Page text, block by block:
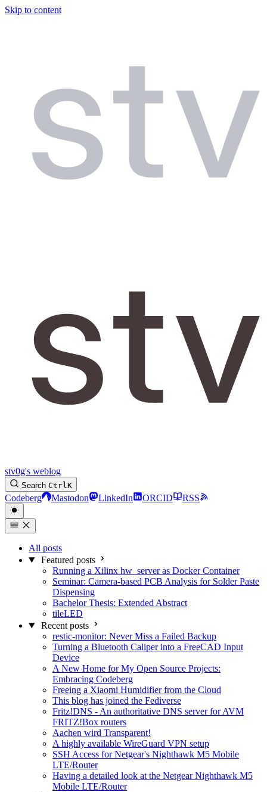
Skip to content
stv0g's weblog
Search CtrlK
Codeberg Mastodon LinkedIn ORCID RSS
All posts
Featured posts
Running a Xilinx hw_server as Docker Container
Seminar: Camera-based PCB Analysis for Solder Paste
Dispensing
Bachelor Thesis: Extended Abstract
tileLED
Recent posts
restic-monitor: Never Miss a Failed Backup
Turning a Bluetooth Caliper into a FreeCAD Input
Device
A New Home for My Open Source Projects:
Embracing Codeberg
Freeing a Xiaomi Humidifier from the Cloud
This blog has joined the Fediverse
Fritz!DNS - An authoritative DNS server for AVM
FRITZ!Box routers
Aachen wird Transparent!
A highly available WireGuard VPN setup
SSH Access for Netgear's Nighthawk M5 Mobile
LTE/Router
Having a detailed look at the Netgear Nighthawk M5
Mobile LTE/Router